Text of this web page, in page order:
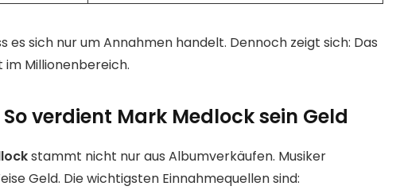
es sich nur um Annahmen handelt. Dennoch zeigt sich: Das
im Millionenbereich.
verdient Mark Medlock sein Geld
stammt nicht nur aus Albumverkäufen. Musiker
Geld. Die wichtigsten Einnahmequellen sind: